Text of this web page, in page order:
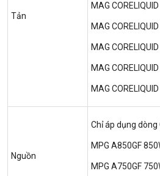
Tản
MAG
MAG
MAG
MAG
MAG
Nguồn
Chỉ áp dụng dòng
MPG A850GF
MPG A750GF